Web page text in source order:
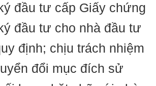
đầu tư cấp Giấy chứng
đầu tư cho nhà đầu tư
định; chịu trách nhiệm
đổi mục đích sử